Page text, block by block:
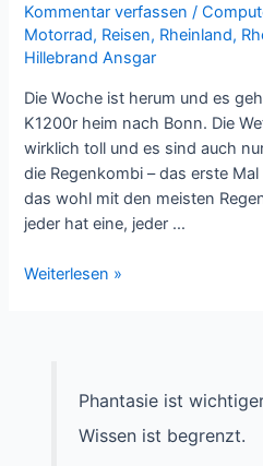
Kommentar verfassen /
Motorrad, Reisen, Rheinland,
Hillebrand Ansgar
Die Woche ist herum und es
K1200r heim nach Bonn. Die
wirklich toll und es sind auch
die Regenkombi – das erste
das wohl mit den meisten
jeder hat eine, jeder …
Biker’s
Weiterlesen »
Phantasie ist
Wissen ist begrenzt.